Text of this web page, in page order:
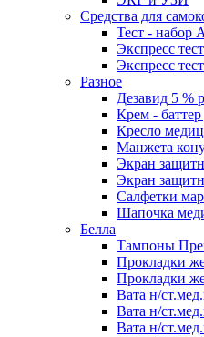
Средства для
Тест - набор
Экспресс
Экспресс
Разное
Дезавид 5 %
Крем -
Кресло
Манжета
Экран
Экран
Салфетки
Шапочка
Белла
Тампоны
Прокладки
Прокладки
Вата н/
Вата н/
Вата н/